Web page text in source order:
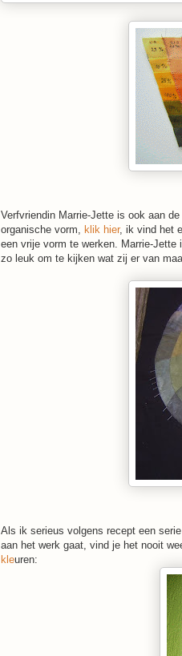
Verfvriendin Marrie-Jette is ook aan
organische vorm, klik hier, ik vind het
een vrije vorm te werken. Marrie-
zo leuk om te kijken wat zij er van
Als ik serieus volgens recept een
aan het werk gaat, vind je het nooit
kleuren: